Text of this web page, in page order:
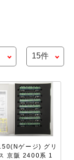
ゲージ) グリ
京阪 2400系 1